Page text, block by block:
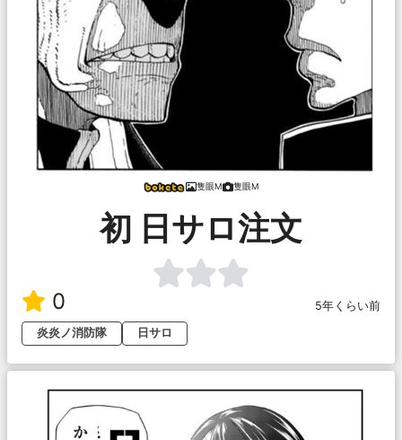
隻眼M 隻眼M
初 日サロ注文
0
5年くらい前
炎炎ノ消防隊
日サロ